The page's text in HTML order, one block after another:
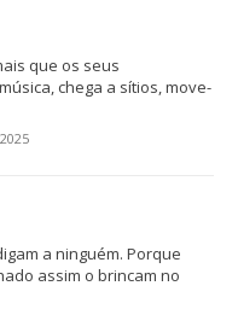
que os seus
chega a sítios, move-
a ninguém. Porque
assim o brincam no